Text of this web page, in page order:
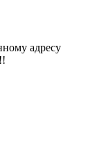
адресу